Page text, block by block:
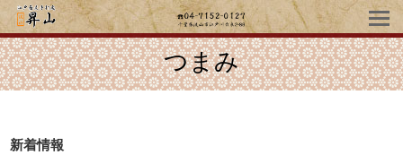
つまみ
新着情報